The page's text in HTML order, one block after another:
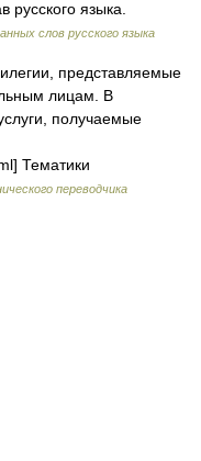
языка.
слов русского языка
представляемые
лицам. В
получаемые
Тематики
переводчика